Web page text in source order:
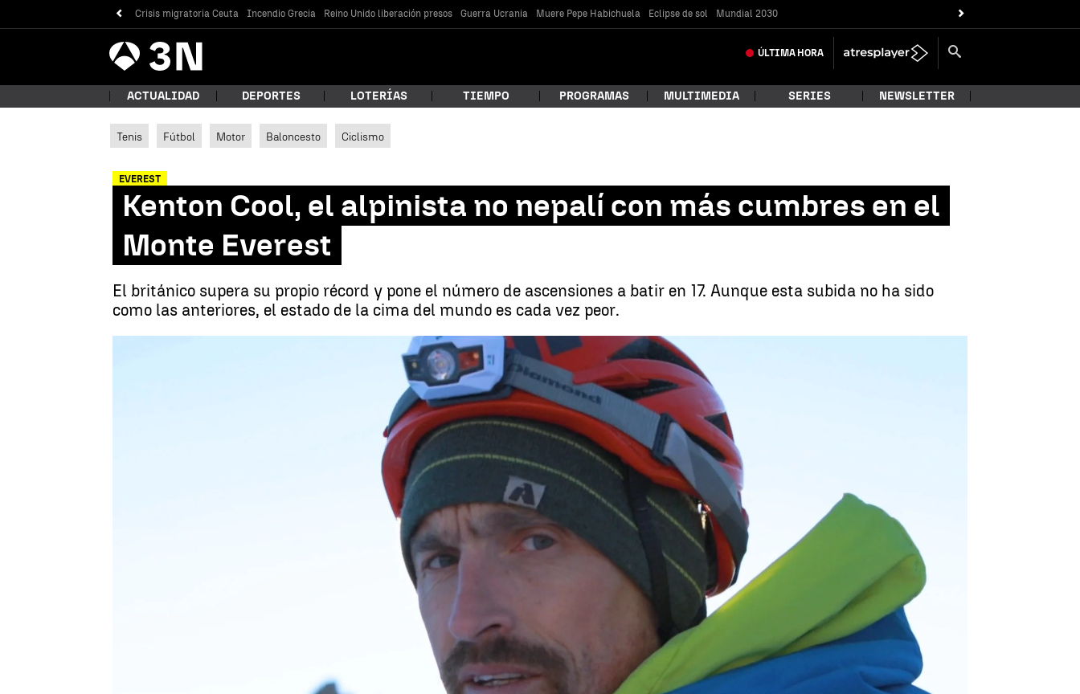
Crisis migratoria Ceuta Incendio Grecia Reino Unido liberación presos Guerra Ucrania Muere Pepe Habichuela Eclipse de sol Mundial 2030
Antena
3 Noticias ÚLTIMA HORA
¿Qué estás buscando?
Buscar
ACTUALIDAD DEPORTES LOTERÍAS TIEMPO PROGRAMAS MULTIMEDIA SERIES NEWSLETTER
Tenis Fútbol Motor Baloncesto Ciclismo
EVEREST
Kenton Cool, el alpinista no nepalí con más cumbres en el
Monte Everest
El británico supera su propio récord y pone el número de ascensiones a batir en 17. Aunque esta subida no ha sido
como las anteriores, el estado de la cima del mundo es cada vez peor.
Kenton Cool, el alpinista no nepalí con más cumbres en el Monte Everest |Kenton Cool, el alpinista no nepalí con más cumbres en el Monte Everest
se ha convertido en la persona no nepalí en
Monte Everest . Lo ha hecho pordecimosétima vez